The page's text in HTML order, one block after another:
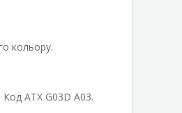
кольору.
Код АТХ G03D A03.